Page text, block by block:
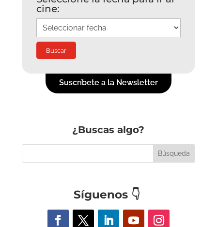
cine:
Suscríbete a la Newsletter
¿Buscas algo?
Síguenos 👇